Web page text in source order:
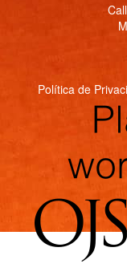
Política de